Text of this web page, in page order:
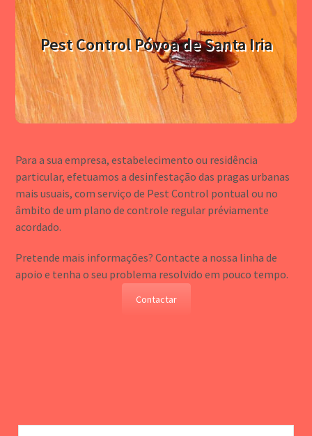
Pest Control Póvoa de Santa Iria
Para serviços profissionais e a baixo custo somos a
sua melhor opção. Peça agora um orçamento grátis.
Contactar
Para a sua empresa, estabelecimento ou residência
particular, efetuamos a desinfestação das pragas urbanas
mais usuais, com serviço de Pest Control pontual ou no
âmbito de um plano de controle regular préviamente
acordado.
Pretende mais informações? Contacte a nossa linha de
apoio e tenha o seu problema resolvido em pouco tempo.
Contactar